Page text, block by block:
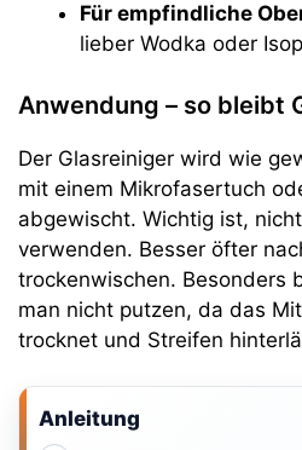
Für empfindliche
lieber Wodka oder
Anwendung – so bleibt
Der Glasreiniger wird wie
mit einem Mikrofasertuch
abgewischt. Wichtig ist,
verwenden. Besser öfter
trockenwischen. Besonders
man nicht putzen, da das
trocknet und Streifen
Anleitung